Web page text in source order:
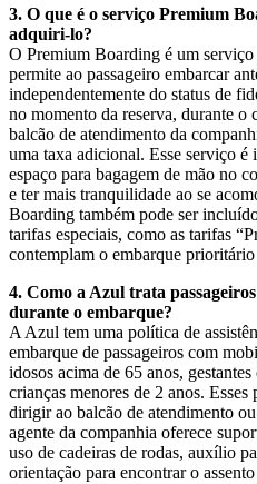
3. O que é o serviço Premium
adquiri‑lo?
O Premium Boarding é um
permite ao passageiro embarcar
independentemente do status de
no momento da reserva, durante o
balcão de atendimento da
uma taxa adicional. Esse serviço é
espaço para bagagem de mão no
e ter mais tranquilidade ao se
Boarding também pode ser
tarifas especiais, como as tarifas
contemplam o embarque
4. Como a Azul trata passageiros
durante o embarque?
A Azul tem uma política de
embarque de passageiros com
idosos acima de 65 anos,
crianças menores de 2 anos. Esses
dirigir ao balcão de atendimento
agente da companhia oferece
uso de cadeiras de rodas, auxílio
orientação para encontrar o